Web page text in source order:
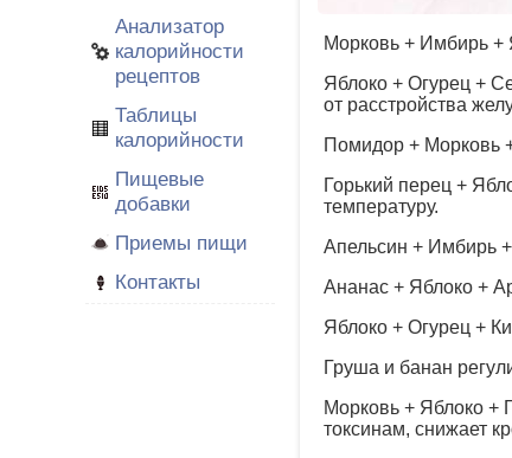
Анализатор
калорийности
рецептов
Таблицы
калорийности
Пищевые
добавки
Приемы пищи
Контакты
Морковь + Имбирь +
Яблоко + Огурец +
от расстройства
Помидор + Морковь
Горький перец +
температуру.
Апельсин + Имбирь
Ананас + Яблоко +
Яблоко + Огурец +
Груша и банан
Морковь + Яблоко +
токсинам, снижает